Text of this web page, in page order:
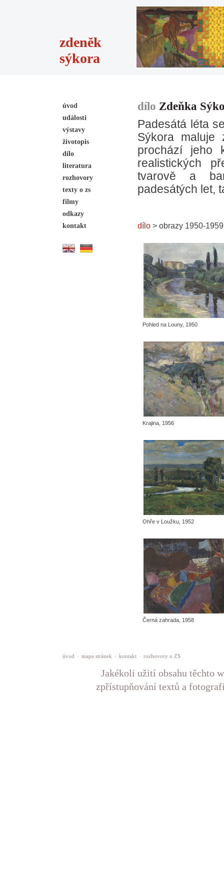
zdeněk
sýkora
úvod
události
výstavy
životopis
dílo
literatura
rozhovory
texty o zs
filmy
odkazy
kontakt
dílo Zdeňka
Padesátá léta
Sýkora
prochází jeho
realistických
tvarově a
padesátých let,
dílo > obrazy 1950-1959
Pohled na Louny, 1950
Krajina, 1956
Ohře v Loužku, 1952
Černá zahrada, 1958
úvod · mapa stránek · kontakt · rozhovory o ZS
Jakékoli užití obsahu těchto
zpřístupňování textů a